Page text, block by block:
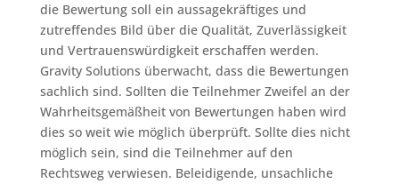
die Bewertung soll ein aussagekräftiges und
zutreffendes Bild über die Qualität, Zuverlässigkeit
und Vertrauenswürdigkeit erschaffen werden.
Gravity Solutions überwacht, dass die Bewertungen
sachlich sind. Sollten die Teilnehmer Zweifel an der
Wahrheitsgemäßheit von Bewertungen haben wird
dies so weit wie möglich überprüft. Sollte dies nicht
möglich sein, sind die Teilnehmer auf den
Rechtsweg verwiesen. Beleidigende, unsachliche